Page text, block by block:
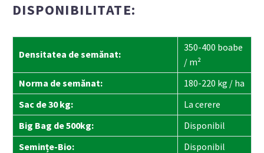
DISPONIBILITATE:
Densitatea de semănat:
350-400 boabe
/ m²
Norma de semănat:
180-220 kg / ha
Sac de 30 kg:
La cerere
Big Bag de 500kg:
Disponibil
Semințe-Bio:
Disponibil